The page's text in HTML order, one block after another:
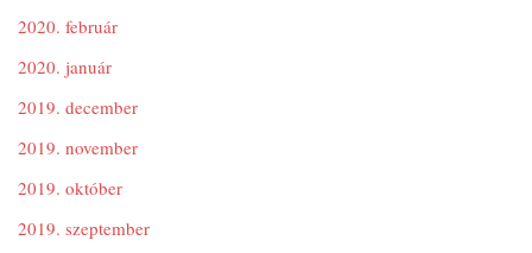
2020. február
2020. január
2019. december
2019. november
2019. október
2019. szeptember